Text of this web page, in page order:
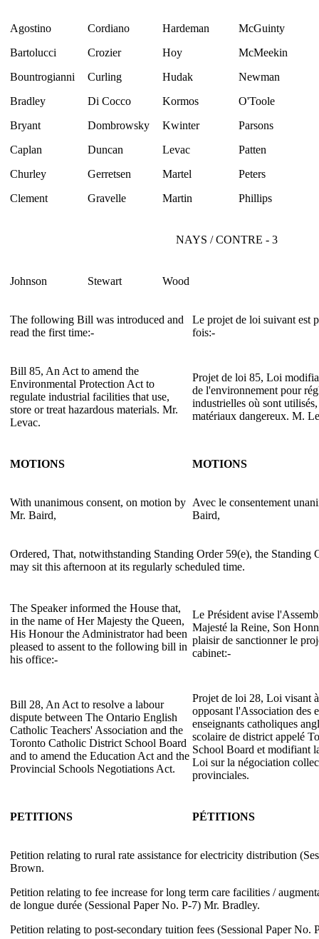
Agostino
Bartolucci
Bountrogianni
Bradley
Bryant
Caplan
Churley
Clement
Cordiano
Crozier
Curling
Di Cocco
Dombrowsky
Duncan
Gerretsen
Gravelle
Hardeman
Hoy
Hudak
Kormos
Kwinter
Levac
Martel
Martin
McGuinty
McMeekin
Newman
O'Toole
Parsons
Patten
Peters
Phillips
NAYS / CONTRE - 3
Johnson Stewart Wood
The following Bill was introduced and
read the first time:-
Le projet de loi suivant est
fois:-
Bill 85, An Act to amend the
Environmental Protection Act to
regulate industrial facilities that use,
store or treat hazardous materials. Mr.
Levac.
Projet de loi 85, Loi
de l'environnement pour
industrielles où sont
matériaux dangereux. M.
MOTIONS MOTIONS
With unanimous consent, on motion by
Mr. Baird,
Avec le consentement
Baird,
Ordered, That, notwithstanding Standing Order 59(e), the Standing
may sit this afternoon at its regularly scheduled time.
The Speaker informed the House that,
in the name of Her Majesty the Queen,
His Honour the Administrator had been
pleased to assent to the following bill in
his office:-
Le Président avise
Majesté la Reine, Son
plaisir de sanctionner le
cabinet:-
Bill 28, An Act to resolve a labour
dispute between The Ontario English
Catholic Teachers' Association and the
Toronto Catholic District School Board
and to amend the Education Act and the
Provincial Schools Negotiations Act.
Projet de loi 28, Loi visant
opposant l'Association des
enseignants catholiques
scolaire de district appelé
School Board et modifiant
Loi sur la négociation
provinciales.
PETITIONS PÉTITIONS
Petition relating to rural rate assistance for electricity distribution
Brown.
Petition relating to fee increase for long term care facilities /
de longue durée (Sessional Paper No. P-7) Mr. Bradley.
Petition relating to post-secondary tuition fees (Sessional Paper